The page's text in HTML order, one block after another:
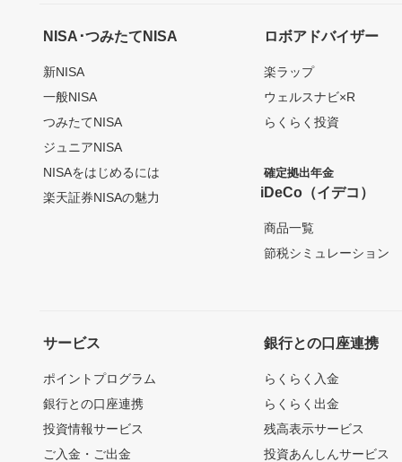
NISA･つみたてNISA
新NISA
一般NISA
つみたてNISA
ジュニアNISA
NISAをはじめるには
楽天証券NISAの魅力
ロボアドバイザー
楽ラップ
ウェルスナビ×R
らくらく投資
確定拠出年金
iDeCo（イデコ）
商品一覧
節税シミュレーション
サービス
ポイントプログラム
銀行との口座連携
投資情報サービス
ご入金・ご出金
銀行との口座連携
らくらく入金
らくらく出金
残高表示サービス
投資あんしんサービス